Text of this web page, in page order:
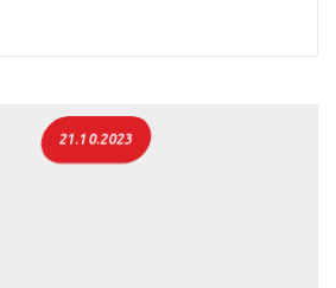
21.10.2023